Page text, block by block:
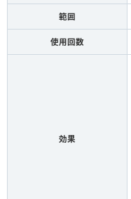
範囲
使用回数
効果